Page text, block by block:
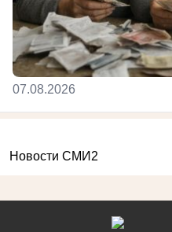
07.08.2026
Новости СМИ2